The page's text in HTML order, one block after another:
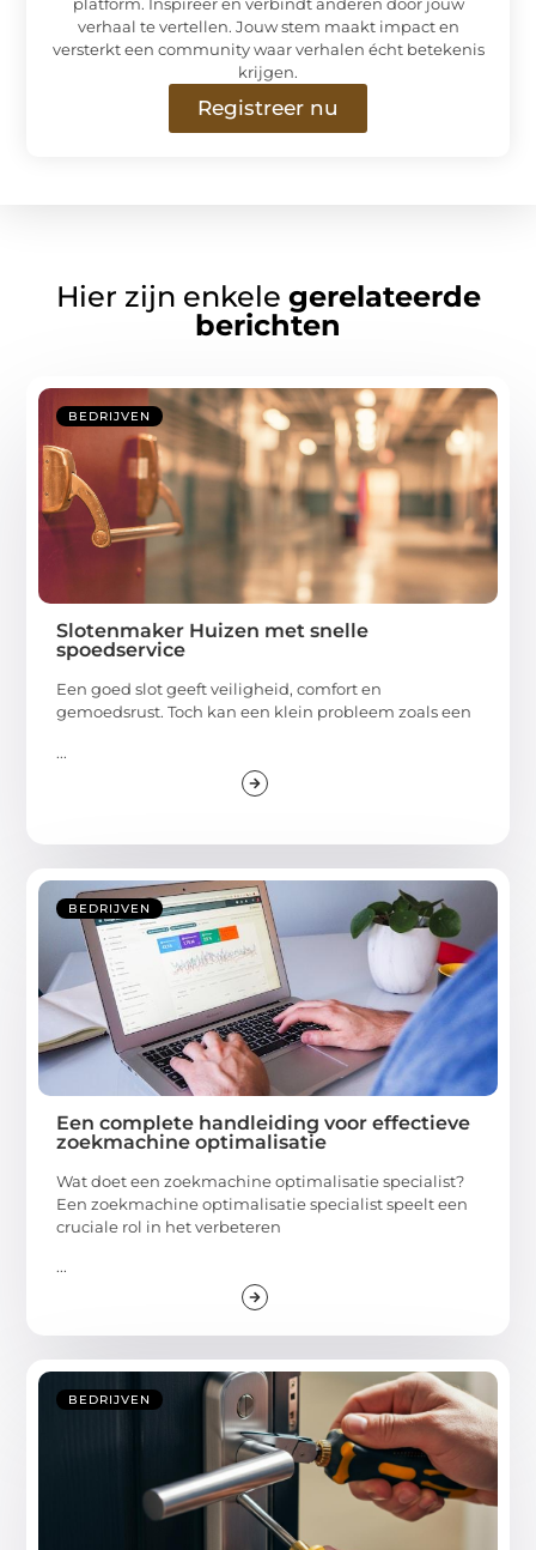
verhaal te vertellen. Jouw stem maakt impact en
versterkt een community waar verhalen écht betekenis
krijgen.
Registreer nu
Hier zijn enkele gerelateerde
berichten
BEDRIJVEN
Slotenmaker Huizen met snelle
spoedservice
Een goed slot geeft veiligheid, comfort en
gemoedsrust. Toch kan een klein probleem zoals een
...
BEDRIJVEN
Een complete handleiding voor effectieve
zoekmachine optimalisatie
Wat doet een zoekmachine optimalisatie specialist?
Een zoekmachine optimalisatie specialist speelt een
cruciale rol in het verbeteren
...
BEDRIJVEN